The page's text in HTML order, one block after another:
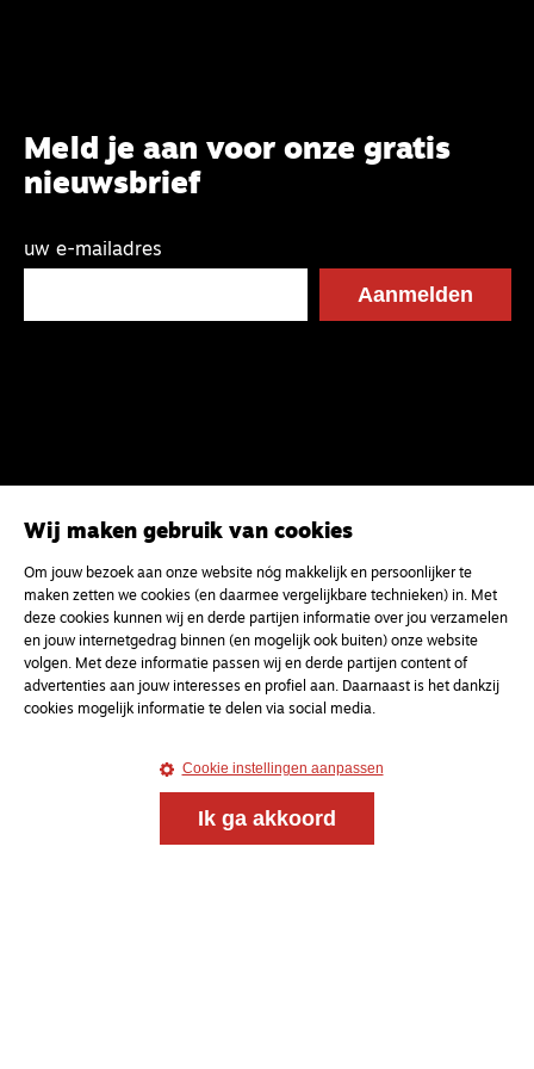
Meld je aan voor onze gratis
nieuwsbrief
uw e-mailadres
Onderweg
Onderweg is een platform voor ontmoeting, vorming
en gesprek voor christenen onderweg, in het bijzonder
Wij maken gebruik van cookies
Om jouw bezoek aan onze website nóg makkelijk en persoonlijker te
maken zetten we cookies (en daarmee vergelijkbare technieken) in. Met
deze cookies kunnen wij en derde partijen informatie over jou verzamelen
en jouw internetgedrag binnen (en mogelijk ook buiten) onze website
volgen. Met deze informatie passen wij en derde partijen content of
advertenties aan jouw interesses en profiel aan. Daarnaast is het dankzij
cookies mogelijk informatie te delen via social media.
Cookie instellingen aanpassen
Ik ga akkoord